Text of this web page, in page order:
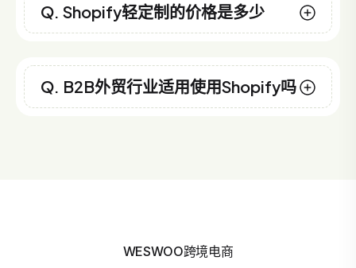
Q. Shopify轻定制的价格是多少
Q. B2B外贸行业适用使用Shopify吗
WESWOO跨境电商